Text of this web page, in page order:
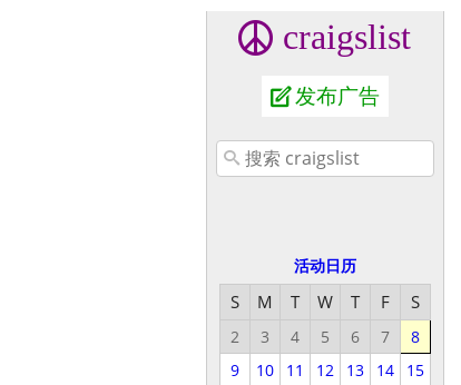
craigslist
发布广告
活动日历
S M T W T F S
2 3 4 5 6 7
8
9
10 11 12 13 14
15